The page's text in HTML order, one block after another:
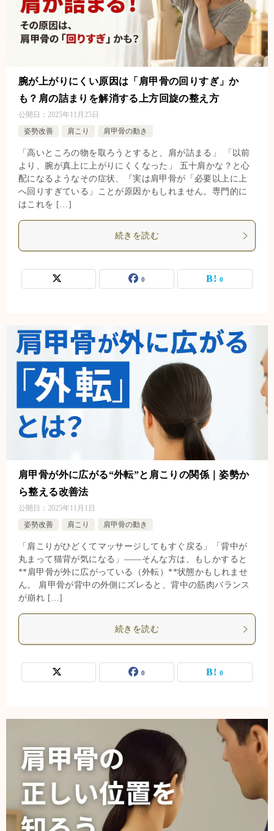
腕が上がりにくい原因は「肩甲骨の回りすぎ」か
も？肩の詰まりを解消する上方回旋の整え方
公開日： 2025年11月25日
姿勢改善
肩こり 肩甲骨の動き
「高いところの物を取ろうとすると、肩が詰まる」 「以前
より、腕が真上に上がりにくくなった」 五十肩かな？と心
配になるようなその症状、『実は肩甲骨が「必要以上に上
へ回りすぎている」ことが原因かもしれません。専門的に
はこれを […]
続きを読む
0 0
肩甲骨が外に広がる“外転”と肩こりの関係｜姿勢か
ら整える改善法
公開日： 2025年11月1日
姿勢改善
肩こり 肩甲骨の動き
「肩こりがひどくてマッサージしてもすぐ戻る」「背中が
丸まって猫背が気になる」——そんな方は、もしかすると
**肩甲骨が外に広がっている（外転）**状態かもしれませ
ん。 肩甲骨が背中の外側にズレると、背中の筋肉バランス
が崩れ […]
続きを読む
0 0